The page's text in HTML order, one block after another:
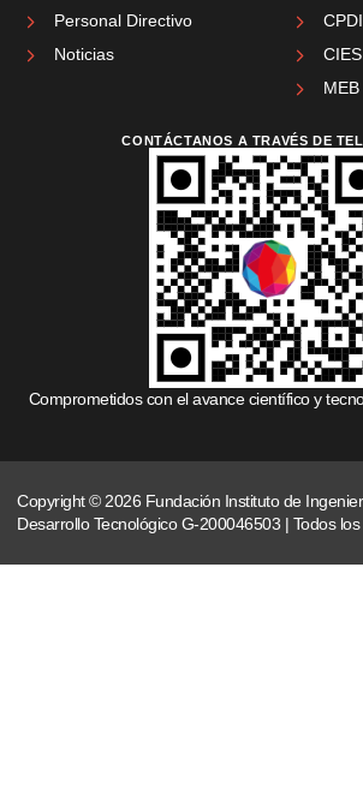
Personal Directivo
Noticias
CIES
MEB
CONTÁCTANOS A TRAVÉS DE
Comprometidos con el avance científico y
Copyright © 2026 Fundación Instituto de
Desarrollo Tecnológico G-200046503 | Todos